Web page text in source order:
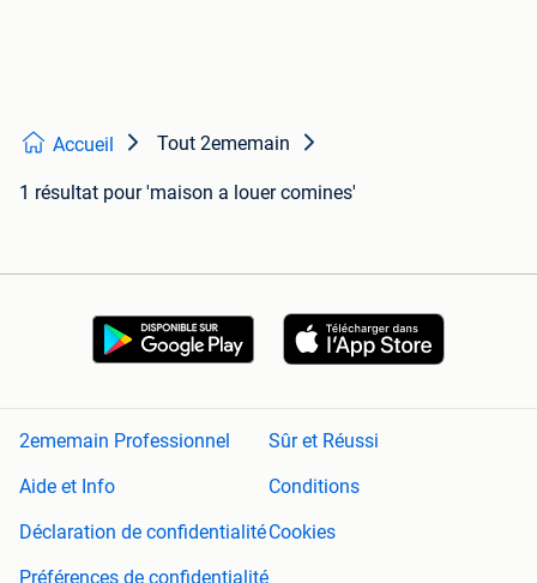
Accueil Tout 2ememain
1 résultat pour 'maison a louer comines'
2ememain Professionnel
Sûr et Réussi
Aide et Info
Conditions
Déclaration de confidentialitéCookies
Préférences de confidentialité